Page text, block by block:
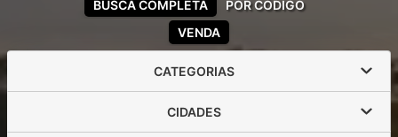
VENDA
BUSCA COMPLETA POR CÓDIGO
CATEGORIAS
CIDADES